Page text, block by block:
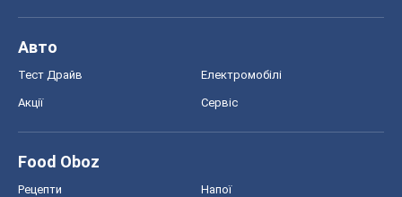
Авто
Тест Драйв Електромобілі
Акції Сервіс
Food Oboz
Рецепти Напої